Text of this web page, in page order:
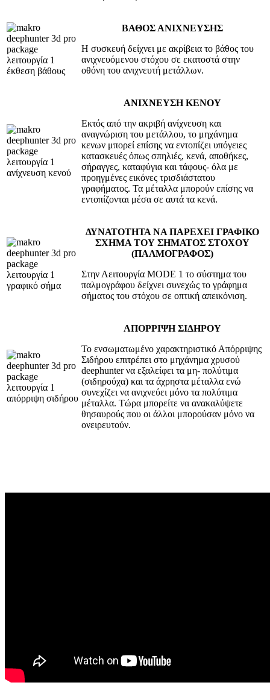
ΒΑΘΟΣ ΑΝΙΧΝΕΥΣΗΣ
Η συσκευή δείχνει με ακρίβεια το βάθος του
ανιχνευόμενου στόχου σε εκατοστά στην
οθόνη του ανιχνευτή μετάλλων.
ΑΝΙΧΝΕΥΣΗ ΚΕΝΟΥ
Εκτός από την ακριβή ανίχνευση και
αναγνώριση του μετάλλου, το μηχάνημα
κενων μπορεί επίσης να εντοπίζει υπόγειες
κατασκευές όπως σπηλιές, κενά, αποθήκες,
σήραγγες, καταφύγια και τάφους- όλα με
προηγμένες εικόνες τρισδιάστατου
γραφήματος. Τα μέταλλα μπορούν επίσης να
εντοπίζονται μέσα σε αυτά τα κενά.
ΔΥΝΑΤΟΤΗΤΑ ΝΑ ΠΑΡΕΧΕΙ ΓΡΑΦΙΚΟ
ΣΧΗΜΑ ΤΟΥ ΣΗΜΑΤΟΣ ΣΤΟΧΟΥ
(ΠΑΛΜΟΓΡΑΦΟΣ)
Στην Λειτουργία MODE 1 το σύστημα του
παλμογράφου δείχνει συνεχώς το γράφημα
σήματος του στόχου σε οπτική απεικόνιση.
ΑΠΟΡΡΙΨΗ ΣΙΔΗΡΟΥ
Το ενσωματωμένο χαρακτηριστικό Απόρριψης
Σιδήρου επιτρέπει στο μηχάνημα χρυσού
deephunter να εξαλείφει τα μη- πολύτιμα
(σιδηρούχα) και τα άχρηστα μέταλλα ενώ
συνεχίζει να ανιχνεύει μόνο τα πολύτιμα
μέταλλα. Τώρα μπορείτε να ανακαλύψετε
θησαυρούς που οι άλλοι μπορούσαν μόνο να
ονειρευτούν.